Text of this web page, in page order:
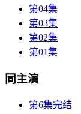
第04集
第03集
第02集
第01集
同主演
第6集完结